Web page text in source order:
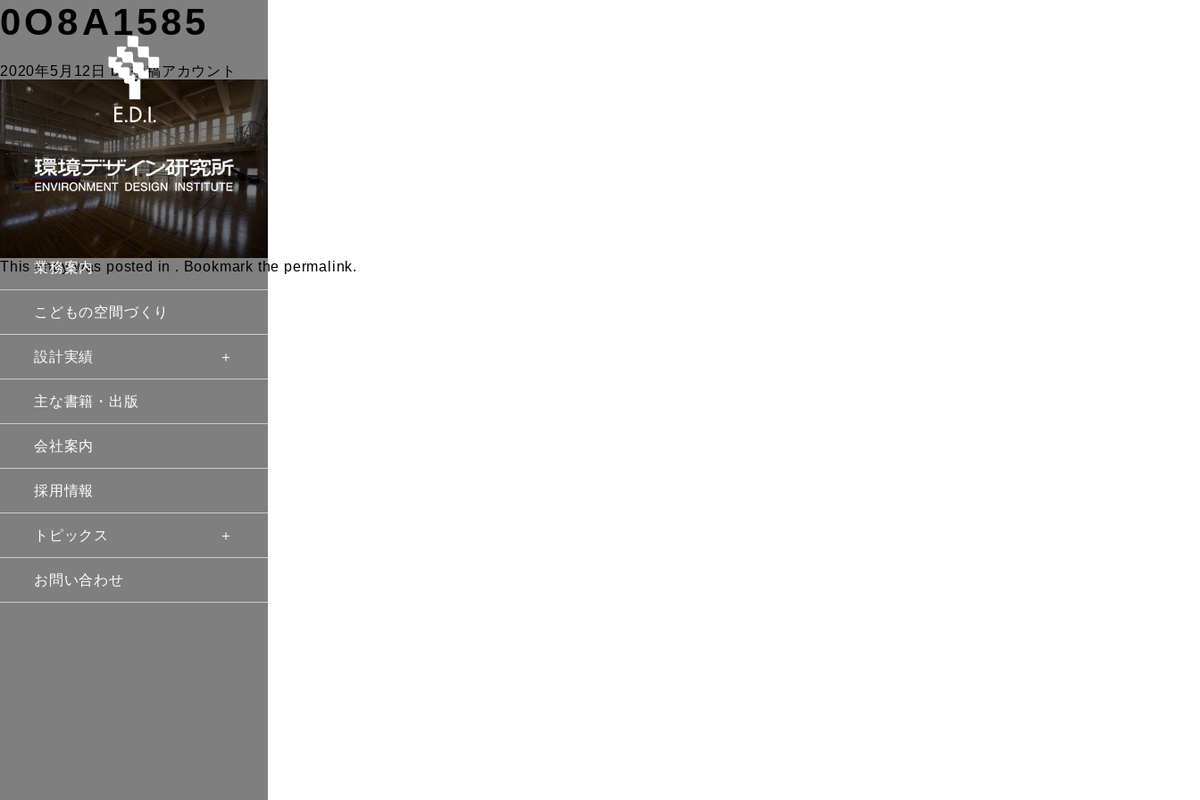
業務案内
こどもの空間づくり
設計実績
主な書籍・出版
会社案内
採用情報
トピックス
お問い合わせ
0O8A1585
2020年5月12日 by投稿アカウント
This entry was posted in . Bookmark the permalink.